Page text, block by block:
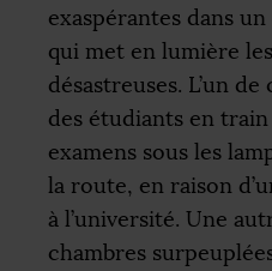
exaspérantes dans
qui met en lumière
désastreuses. L’un
des étudiants en
examens sous les
la route, en raison
à l’université. Une
chambres